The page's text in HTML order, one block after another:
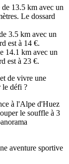
13.5 km avec un
Le dossard
3.5 km avec un
est à 14 €.
14.1 km avec un
est à 23 €.
de vivre une
le défi ?
à l'Alpe d'Huez
le souffle à 3
aventure sportive